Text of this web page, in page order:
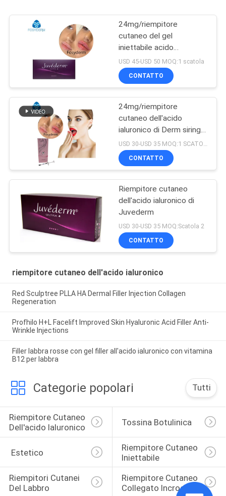
24mg/riempitore
cutaneo del gel
iniettabile acido
ialuronico di ml Ultra4 per
le labbra 2*1ml
USD 45-USD 50 MOQ:1 scatola
CONTATTO
24mg/riempitore
cutaneo dell'acido
ialuronico di Derm siringa
di ml 2ml
CONTATTO
Riempitore cutaneo
dell'acido ialuronico di
Juvederm
USD 30-USD 35 MOQ:Scatola 2
CONTATTO
riempitore cutaneo dell'acido ialuronico
Red Sculptree PLLA HA Dermal Filler Injection Collagen
Regeneration
Profhilo H+L Facelift Improved Skin Hyaluronic Acid Filler Anti-
Wrinkle Injections
Filler labbra rosse con gel filler all'acido ialuronico con vitamina
B12 per labbra
Categorie popolari Tutti
Riempitore Cutaneo
Dell'acido Ialuronico
Tossina Botulinica
Estetico
Riempitore Cutaneo
Iniettabile
Riempitori Cutanei
Del Labbro
Riempitore Cutaneo
Collegato Incrocio